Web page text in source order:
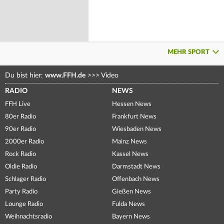
MEHR SPORT
Du bist hier: www.FFH.de >>> Video
RADIO
FFH Live
80er Radio
90er Radio
2000er Radio
Rock Radio
Oldie Radio
Schlager Radio
Party Radio
Lounge Radio
Weihnachtsradio
NEWS
Hessen News
Frankfurt News
Wiesbaden News
Mainz News
Kassel News
Darmstadt News
Offenbach News
Gießen News
Fulda News
Bayern News